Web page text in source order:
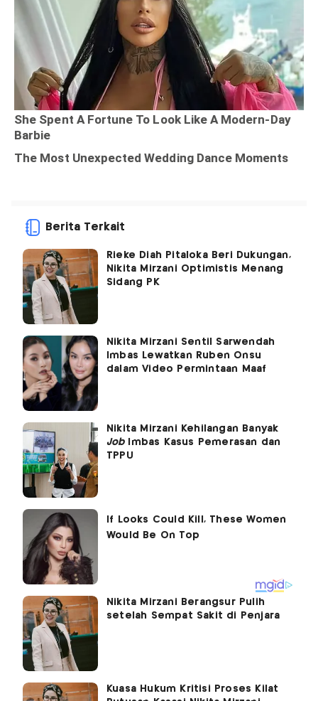
Berita Terkait
Rieke Diah Pitaloka Beri Dukungan,
Nikita Mirzani Optimistis Menang
Sidang PK
Nikita Mirzani Sentil Sarwendah
Imbas Lewatkan Ruben Onsu
dalam Video Permintaan Maaf
Nikita Mirzani Kehilangan Banyak
JobImbas Kasus Pemerasan dan
TPPU
Nikita Mirzani Berangsur Pulih
setelah Sempat Sakit di Penjara
Kuasa Hukum Kritisi Proses Kilat